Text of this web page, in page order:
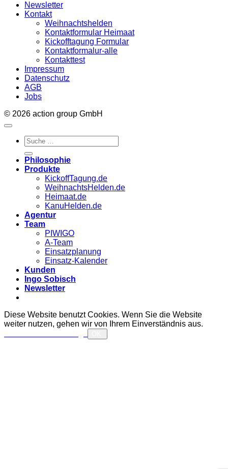
Newsletter
Kontakt
Weihnachtshelden
Kontaktformular Heimaat
Kickofftagung Formular
Kontaktformalur-alle
Kontakttest
Impressum
Datenschutz
AGB
Jobs
© 2026 action group GmbH
Philosophie
Produkte
KickoffTagung.de
WeihnachtsHelden.de
Heimaat.de
KanuHelden.de
Agentur
Team
PIWIGO
A-Team
Einsatzplanung
Einsatz-Kalender
Kunden
Ingo Sobisch
Newsletter
Diese Website benutzt Cookies. Wenn Sie die Website
weiter nutzen, gehen wir von Ihrem Einverständnis aus.